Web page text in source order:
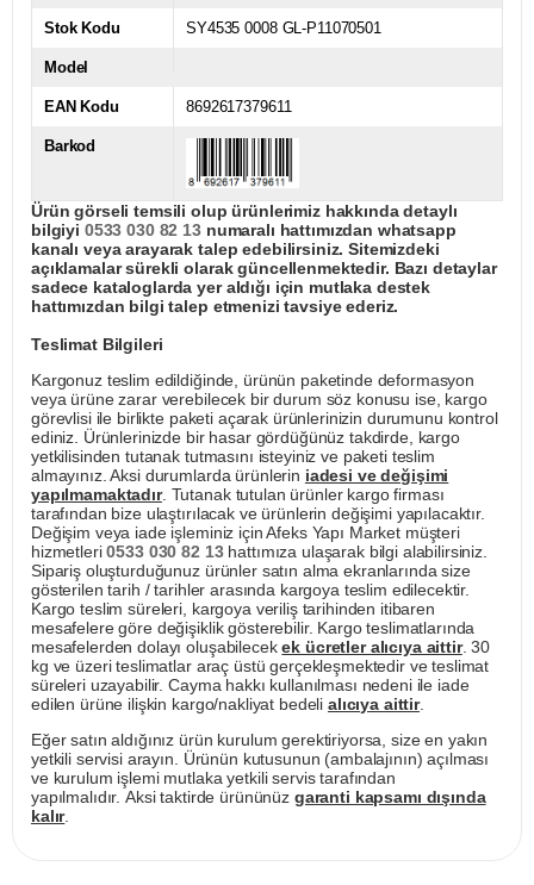
Stok Kodu SY4535 0008 GL-P11070501
Model
EAN Kodu 8692617379611
Barkod
Ürün görseli temsili olup ürünlerimiz hakkında detaylı
bilgiyi 0533 030 82 13numaralı hattımızdan whatsapp
kanalı veya arayarak talep edebilirsiniz. Sitemizdeki
açıklamalar sürekli olarak güncellenmektedir. Bazı detaylar
sadece kataloglarda yer aldığı için mutlaka destek
hattımızdan bilgi talep etmenizi tavsiye ederiz.
Teslimat Bilgileri
Kargonuz teslim edildiğinde, ürünün paketinde deformasyon
veya ürüne zarar verebilecek bir durum söz konusu ise, kargo
görevlisi ile birlikte paketi açarak ürünlerinizin durumunu kontrol
ediniz. Ürünlerinizde bir hasar gördüğünüz takdirde, kargo
yetkilisinden tutanak tutmasını isteyiniz ve paketi teslim
almayınız. Aksi durumlarda ürünlerin iadesi ve değişimi
yapılmamaktadır. Tutanak tutulan ürünler kargo firması
tarafından bize ulaştırılacak ve ürünlerin değişimi yapılacaktır.
Değişim veya iade işleminiz için Afeks Yapı Market müşteri
hizmetleri0533 030 82 13hattımıza ulaşarak bilgi alabilirsiniz.
Sipariş oluşturduğunuz ürünler satın alma ekranlarında size
gösterilen tarih / tarihler arasında kargoya teslim edilecektir.
Kargo teslim süreleri, kargoya veriliş tarihinden itibaren
mesafelere göre değişiklik gösterebilir. Kargo teslimatlarında
mesafelerden dolayı oluşabilecekek ücretler alıcıya aittir. 30
kg ve üzeri teslimatlar araç üstü gerçekleşmektedir ve teslimat
süreleri uzayabilir. Cayma hakkı kullanılması nedeni ile iade
edilen ürüne ilişkin kargo/nakliyat bedeli alıcıya aittir.
Eğer satın aldığınız ürün kurulum gerektiriyorsa, size en yakın
yetkili servisi arayın. Ürünün kutusunun (ambalajının) açılması
ve kurulum işlemi mutlaka yetkili servis tarafından
yapılmalıdır. Aksi taktirde ürününüz garanti kapsamı dışında
kalır.